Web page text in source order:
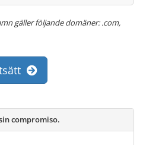
gäller följande domäner: .com,
compromiso.